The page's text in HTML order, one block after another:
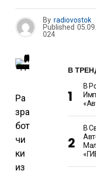
By radiovostok
Published
024
Ра
зра
бот
чи
ки
из
В
В
В